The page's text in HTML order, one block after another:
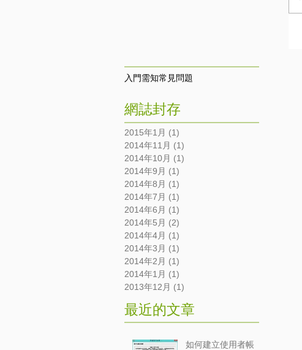
入門需知常見問題
網誌封存
2015年1月 (1)
2014年11月 (1)
2014年10月 (1)
2014年9月 (1)
2014年8月 (1)
2014年7月 (1)
2014年6月 (1)
2014年5月 (2)
2014年4月 (1)
2014年3月 (1)
2014年2月 (1)
2014年1月 (1)
2013年12月 (1)
最近的文章
如何建立使用者帳